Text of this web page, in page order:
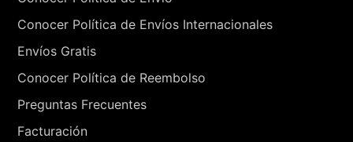
Conocer Política de Envíos Internacionales
Envíos Gratis
Conocer Política de Reembolso
Preguntas Frecuentes
Facturación